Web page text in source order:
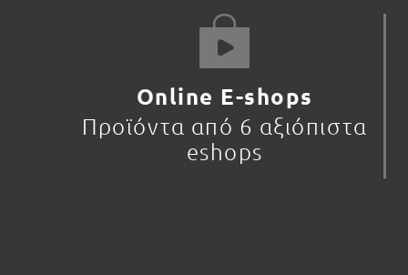
Online E-shops
Προϊόντα από 6 αξιόπιστα
eshops